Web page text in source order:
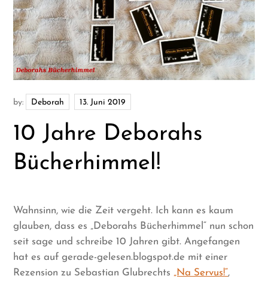
by: Deborah
10 Jahre Deborahs
Bücherhimmel!
Wahnsinn, wie die Zeit vergeht. Ich kann es kaum
glauben, dass es „Deborahs Bücherhimmel“ nun schon
seit sage und schreibe 10 Jahren gibt. Angefangen
hat es auf gerade-gelesen.blogspot.de mit einer
Rezension zu Sebastian Glubrechts „Na Servus!“,